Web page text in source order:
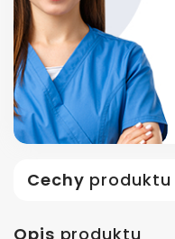
Cechy produktu
Opis produktu